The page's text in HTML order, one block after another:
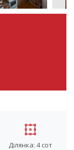
Ділянка: 4 сот